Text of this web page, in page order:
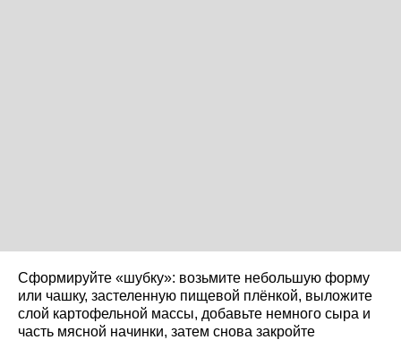
Сформируйте «шубку»: возьмите небольшую форму
или чашку, застеленную пищевой плёнкой, выложите
слой картофельной массы, добавьте немного сыра и
часть мясной начинки, затем снова закройте